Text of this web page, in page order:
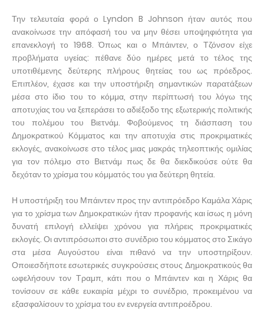
Την τελευταία φορά ο Lyndon B Johnson ήταν αυτός που
ανακοίνωσε την απόφασή του να μην θέσει υποψηφιότητα για
επανεκλογή το 1968. Όπως και ο Μπάιντεν, ο Τζόνσον είχε
προβλήματα υγείας: πέθανε δύο ημέρες μετά το τέλος της
υποτιθέμενης δεύτερης πλήρους θητείας του ως πρόεδρος.
Επιπλέον, έχασε και την υποστήριξη σημαντικών παρατάξεων
μέσα στο ίδιο του το κόμμα, στην περίπτωσή του λόγω της
αποτυχίας του να ξεπεράσει το αδιέξοδο της εξωτερικής πολιτικής
του πολέμου του Βιετνάμ. Φοβούμενος τη διάσπαση του
Δημοκρατικού Κόμματος και την αποτυχία στις προκριματικές
εκλογές, ανακοίνωσε στο τέλος μιας μακράς τηλεοπτικής ομιλίας
για τον πόλεμο στο Βιετνάμ πως δε θα διεκδικούσε ούτε θα
δεχόταν το χρίσμα του κόμματός του για δεύτερη θητεία.
Η υποστήριξη του Μπάιντεν προς την αντιπρόεδρο Καμάλα Χάρις
για το χρίσμα των Δημοκρατικών ήταν προφανής και ίσως η μόνη
δυνατή επιλογή ελλείψει χρόνου για πλήρεις προκριματικές
εκλογές. Οι αντιπρόσωποι στο συνέδριο του κόμματος στο Σικάγο
στα μέσα Αυγούστου είναι πιθανό να την υποστηρίξουν.
Οποιεσδήποτε εσωτερικές συγκρούσεις στους Δημοκρατικούς θα
ωφελήσουν τον Τραμπ, κάτι που ο Μπάιντεν και η Χάρις θα
τονίσουν σε κάθε ευκαιρία μέχρι το συνέδριο, προκειμένου να
εξασφαλίσουν το χρίσμα του εν ενεργεία αντιπροέδρου.